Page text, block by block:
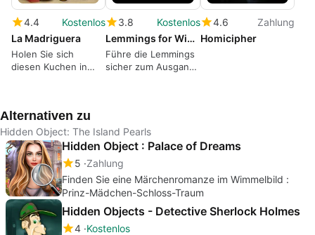
4.4
Kostenlos
La Madriguera
Holen Sie sich
diesen Kuchen in
3.8
Kostenlos
Lemmings for Windows 10
Führe die Lemmings
sicher zum Ausgang
4.6
Zahlung
Homicipher
Alternativen zu
Hidden Object: The Island Pearls
Hidden Object : Palace of Dreams
5 Zahlung
Finden Sie eine Märchenromanze im Wimmelbild :
Prinz-Mädchen-Schloss-Traum
Hidden Objects - Detective Sherlock Holmes
4 Kostenlos